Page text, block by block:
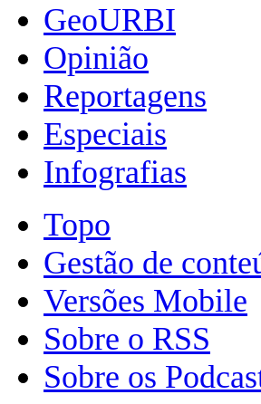
GeoURBI
Opinião
Reportagens
Especiais
Infografias
Topo
Gestão de
Versões Mobile
Sobre o RSS
Sobre os